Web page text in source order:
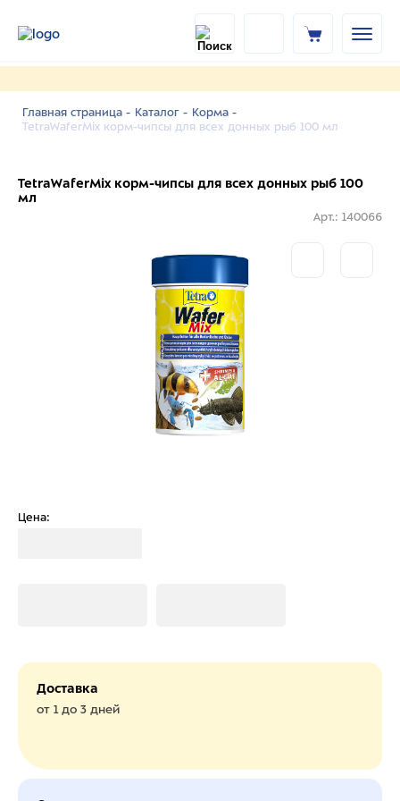
Главная страница - Каталог - Корма -
TetraWaferMix корм-чипсы для всех донных рыб 100 мл
TetraWaferMix корм-чипсы для всех донных рыб 100
мл
Арт.: 140066
Цена:
Доставка
от 1 до 3 дней